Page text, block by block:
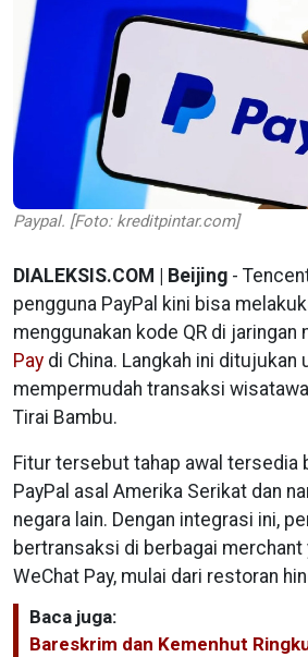
Paypal. [Foto: kreditpintar.com]
DIALEKSIS.COM | Beijing -
pengguna PayPal kini bisa
menggunakan kode QR di jaringan
Pay di China. Langkah ini ditujukan
mempermudah transaksi
Tirai Bambu.
Fitur tersebut tahap awal tersedia
PayPal asal Amerika Serikat dan
negara lain. Dengan integrasi ini,
bertransaksi di berbagai merchant
WeChat Pay, mulai dari restoran
Baca juga:
Bareskrim dan Kemenhut